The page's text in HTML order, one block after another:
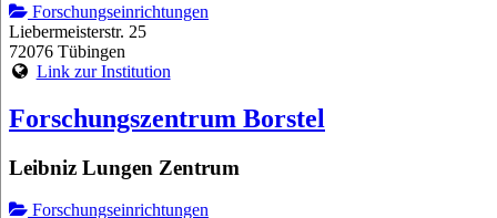
Forschungseinrichtungen
Liebermeisterstr. 25
72076 Tübingen
Link zur Institution
Forschungszentrum Borstel
Leibniz Lungen Zentrum
Forschungseinrichtungen